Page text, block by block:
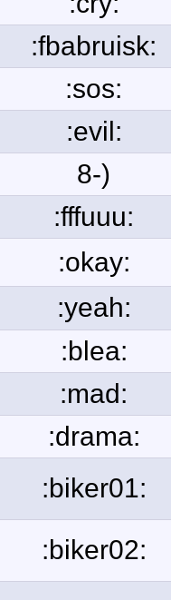
:fbabruisk:
:sos:
:evil:
8-)
:fffuuu:
:okay:
:yeah:
:blea:
:mad:
:drama:
:biker01:
:biker02: